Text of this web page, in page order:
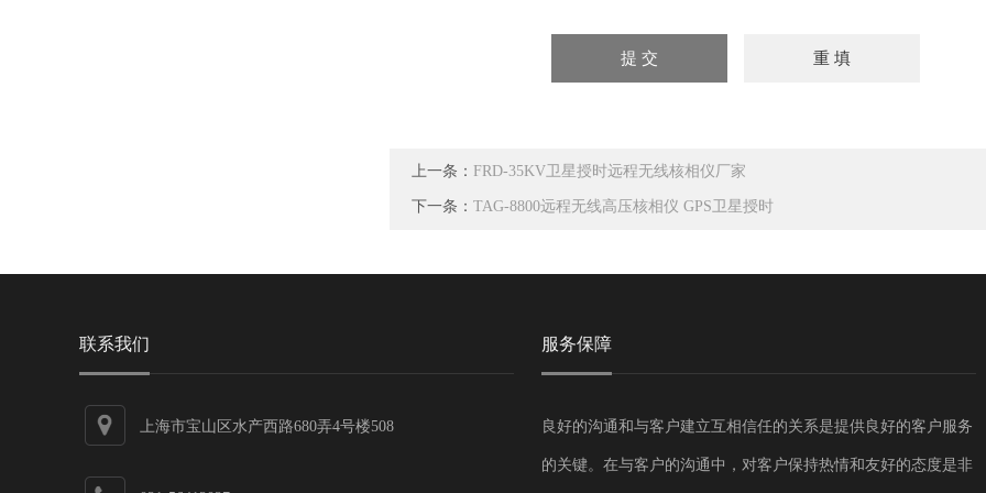
上一条： FRD-35KV卫星授时远程无线核相仪厂家
下一条： TAG-8800远程无线高压核相仪 GPS卫星授时
联系我们
上海市宝山区水产西路680弄4号楼508
服务保障
良好的沟通和与客户建立互相信任的关系是提供良好的客户服务
的关键。在与客户的沟通中，对客户保持热情和友好的态度是非